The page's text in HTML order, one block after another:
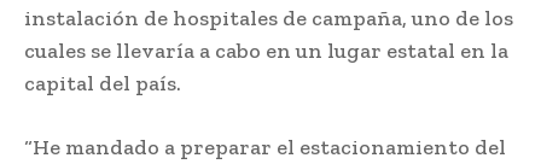
instalación de hospitales de campaña, uno de los
cuales se llevaría a cabo en un lugar estatal en la
capital del país.
“He mandado a preparar el estacionamiento del